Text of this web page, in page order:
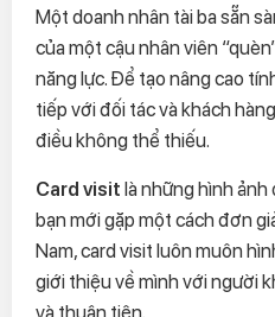
Một doanh nhân tài ba sẵn
của một cậu nhân viên
năng lực. Để tạo nâng cao
tiếp với đối tác và khách
điều không thể thiếu.
Card visit là những hình
bạn mới gặp một cách đơn
Nam, card visit luôn muôn
giới thiệu về mình với người